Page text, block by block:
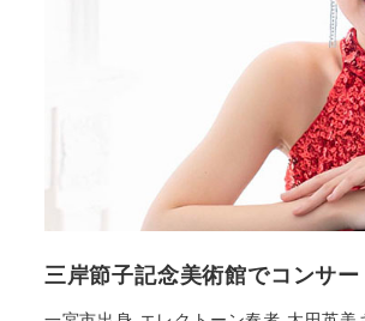
三岸節子記念美術館でコンサー